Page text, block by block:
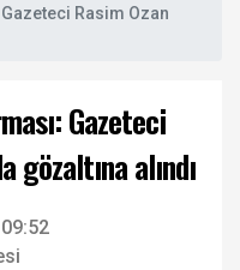
Rasim Ozan
Gazeteci
gözaltına alındı